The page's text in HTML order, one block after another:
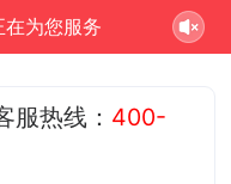
为您服务
服热线： 400-